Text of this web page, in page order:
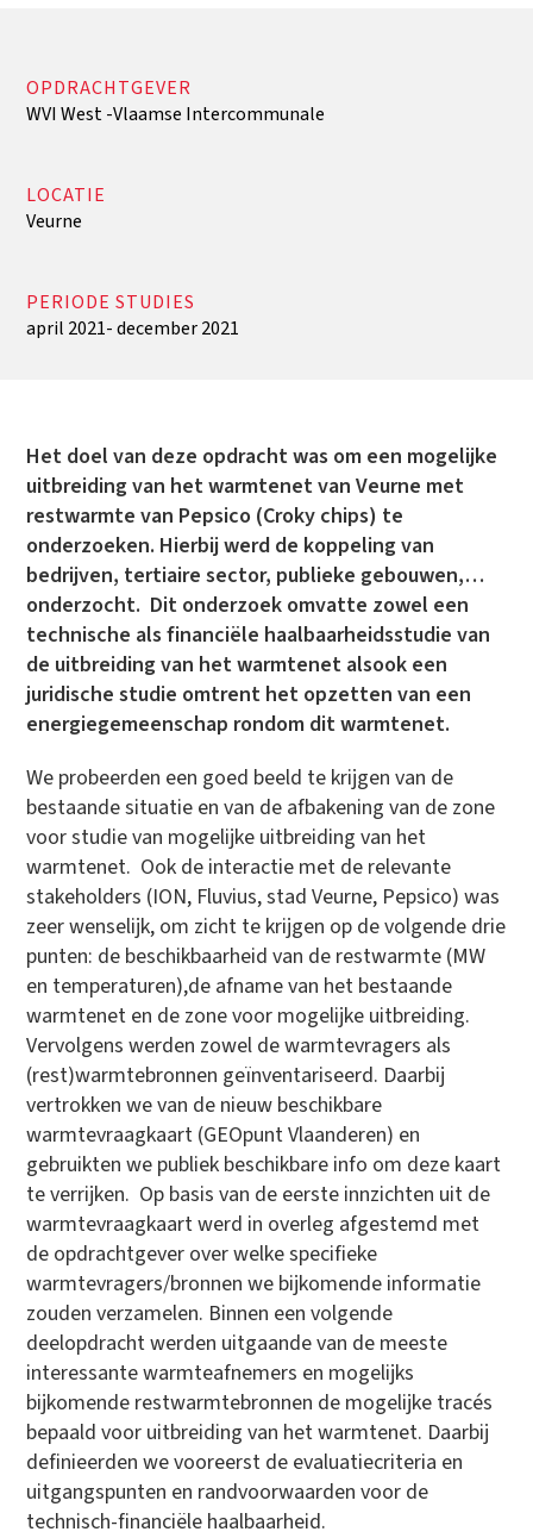
OPDRACHTGEVER
WVI West -Vlaamse Intercommunale
LOCATIE
Veurne
PERIODE STUDIES
april 2021- december 2021
Het doel van deze opdracht was om een mogelijke
uitbreiding van het warmtenet van Veurne met
restwarmte van Pepsico (Croky chips) te
onderzoeken. Hierbij werd de koppeling van
bedrijven, tertiaire sector, publieke gebouwen,…
onderzocht. Dit onderzoek omvatte zowel een
technische als financiële haalbaarheidsstudie van
de uitbreiding van het warmtenet alsook een
juridische studie omtrent het opzetten van een
energiegemeenschap rondom dit warmtenet.
We probeerden een goed beeld te krijgen van de
bestaande situatie en van de afbakening van de zone
voor studie van mogelijke uitbreiding van het
warmtenet. Ook de interactie met de relevante
stakeholders (ION, Fluvius, stad Veurne, Pepsico) was
zeer wenselijk, om zicht te krijgen op de volgende drie
punten: de beschikbaarheid van de restwarmte (MW
en temperaturen),de afname van het bestaande
warmtenet en de zone voor mogelijke uitbreiding.
Vervolgens werden zowel de warmtevragers als
(rest)warmtebronnen geïnventariseerd. Daarbij
vertrokken we van de nieuw beschikbare
warmtevraagkaart (GEOpunt Vlaanderen) en
gebruikten we publiek beschikbare info om deze kaart
te verrijken. Op basis van de eerste innzichten uit de
warmtevraagkaart werd in overleg afgestemd met
de opdrachtgever over welke specifieke
warmtevragers/bronnen we bijkomende informatie
zouden verzamelen. Binnen een volgende
deelopdracht werden uitgaande van de meeste
interessante warmteafnemers en mogelijks
bijkomende restwarmtebronnen de mogelijke tracés
bepaald voor uitbreiding van het warmtenet. Daarbij
definieerden we vooreerst de evaluatiecriteria en
uitgangspunten en randvoorwaarden voor de
technisch-financiële haalbaarheid.